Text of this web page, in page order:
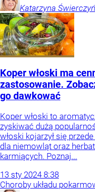
Katarzyna
Koper włoski ma
zastosowanie.
go dawkować
Koper włoski to
zyskiwać dużą
włoski kojarzył się
dla niemowląt oraz
karmiących. Poznaj...
13 sty 2024 8:38
Choroby układu